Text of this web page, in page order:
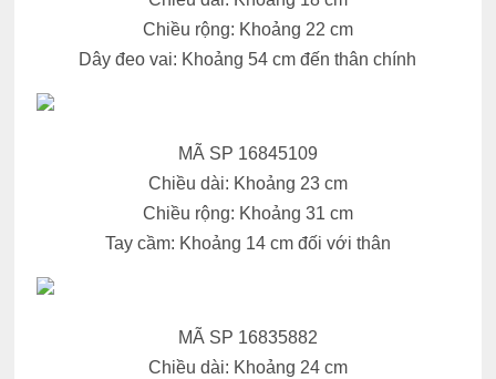
Chiều rộng: Khoảng 22 cm
Dây đeo vai: Khoảng 54 cm đến thân chính
MÃ SP 16845109
Chiều dài: Khoảng 23 cm
Chiều rộng: Khoảng 31 cm
Tay cầm: Khoảng 14 cm đối với thân
MÃ SP 16835882
Chiều dài: Khoảng 24 cm